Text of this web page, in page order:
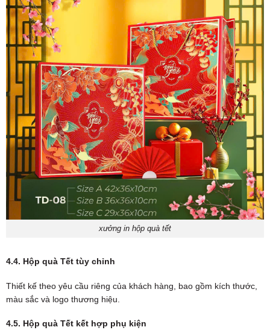
xưởng in hộp quà tết
4.4. Hộp quà Tết tùy chỉnh
Thiết kế theo yêu cầu riêng của khách hàng, bao gồm kích thước,
màu sắc và logo thương hiệu.
4.5. Hộp quà Tết kết hợp phụ kiện